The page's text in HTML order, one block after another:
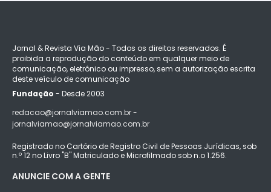
Jornal & Revista Via Mão - Todos os direitos reservados. É
proibida a reprodução do conteúdo em qualquer meio de
comunicação, eletrônico ou impresso, sem a autorização escrita
deste veículo de comunicação
Fundação - Desde 2003
redacao@jornalviamao.com.br -
jornalviamao@jornalviamao.com.br
Registrado no Cartório de Registro Civil de Pessoas Jurídicas, sob
n.º 12 no Livro "B" Matriculado e Microfilmado sob n.o 1.256.
ANUNCIE COM A GENTE